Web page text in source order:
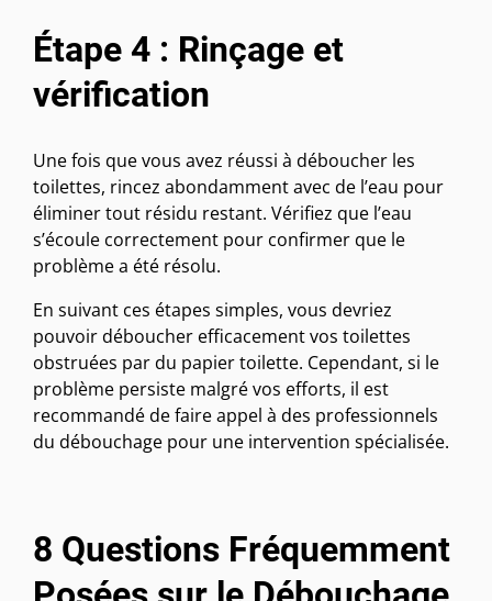
Étape 4 : Rinçage et
vérification
Une fois que vous avez réussi à déboucher les
toilettes, rincez abondamment avec de l’eau pour
éliminer tout résidu restant. Vérifiez que l’eau
s’écoule correctement pour confirmer que le
problème a été résolu.
En suivant ces étapes simples, vous devriez
pouvoir déboucher efficacement vos toilettes
obstruées par du papier toilette. Cependant, si le
problème persiste malgré vos efforts, il est
recommandé de faire appel à des professionnels
du débouchage pour une intervention spécialisée.
8 Questions Fréquemment